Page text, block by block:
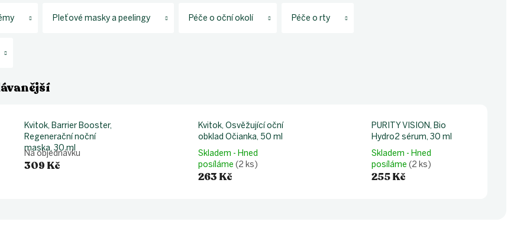
Pleťové masky a peelingy Péče o oční okolí Péče o rty
Kvitok, Barrier Booster,
Regenerační noční
maska, 30 ml
Na objednávku
309 Kč
Kvitok, Osvěžující oční
obklad Očianka, 50 ml
Skladem - Hned
posíláme (2 ks)
263 Kč
PURITY VISION, Bio
Hydro2 sérum, 30 ml
Skladem - Hned
posíláme(2 ks)
255 Kč